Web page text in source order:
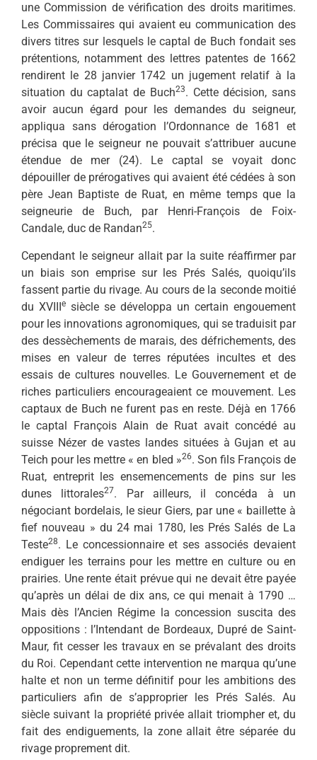
une Commission de vérification des droits maritimes.
Les Commissaires qui avaient eu communication des
divers titres sur lesquels le captal de Buch fondait ses
prétentions, notamment des lettres patentes de 1662
rendirent le 28 janvier 1742 un jugement relatif à la
situation du captalat de Buch23. Cette décision, sans
avoir aucun égard pour les demandes du seigneur,
appliqua sans dérogation l’Ordonnance de 1681 et
précisa que le seigneur ne pouvait s’attribuer aucune
étendue de mer (24). Le captal se voyait donc
dépouiller de prérogatives qui avaient été cédées à son
père Jean Baptiste de Ruat, en même temps que la
seigneurie de Buch, par Henri-François de Foix-
Candale, duc de Randan25.
Cependant le seigneur allait par la suite réaffirmer par
un biais son emprise sur les Prés Salés, quoiqu’ils
fassent partie du rivage. Au cours de la seconde moitié
du XVIIIe siècle se développa un certain engouement
pour les innovations agronomiques, qui se traduisit par
des dessèchements de marais, des défrichements, des
mises en valeur de terres réputées incultes et des
essais de cultures nouvelles. Le Gouvernement et de
riches particuliers encourageaient ce mouvement. Les
captaux de Buch ne furent pas en reste. Déjà en 1766
le captal François Alain de Ruat avait concédé au
suisse Nézer de vastes landes situées à Gujan et au
Teich pour les mettre « en bled »26. Son fils François de
Ruat, entreprit les ensemencements de pins sur les
dunes littorales27. Par ailleurs, il concéda à un
négociant bordelais, le sieur Giers, par une « baillette à
fief nouveau » du 24 mai 1780, les Prés Salés de La
Teste28. Le concessionnaire et ses associés devaient
endiguer les terrains pour les mettre en culture ou en
prairies. Une rente était prévue qui ne devait être payée
qu’après un délai de dix ans, ce qui menait à 1790 …
Mais dès l’Ancien Régime la concession suscita des
oppositions : l’Intendant de Bordeaux, Dupré de Saint-
Maur, fit cesser les travaux en se prévalant des droits
du Roi. Cependant cette intervention ne marqua qu’une
halte et non un terme définitif pour les ambitions des
particuliers afin de s’approprier les Prés Sa­lés. Au
siècle suivant la propriété privée allait triompher et, du
fait des endiguements, la zone allait être séparée du
rivage proprement dit.